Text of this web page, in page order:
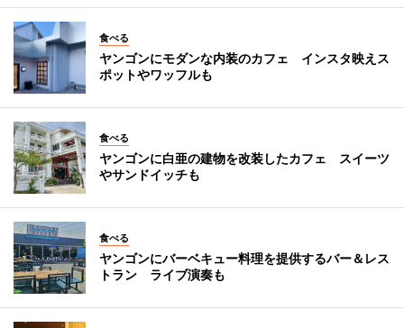
食べる
ヤンゴンにモダンな内装のカフェ インスタ映えス
ポットやワッフルも
食べる
ヤンゴンに白亜の建物を改装したカフェ スイーツ
やサンドイッチも
食べる
ヤンゴンにバーベキュー料理を提供するバー＆レス
トラン ライブ演奏も